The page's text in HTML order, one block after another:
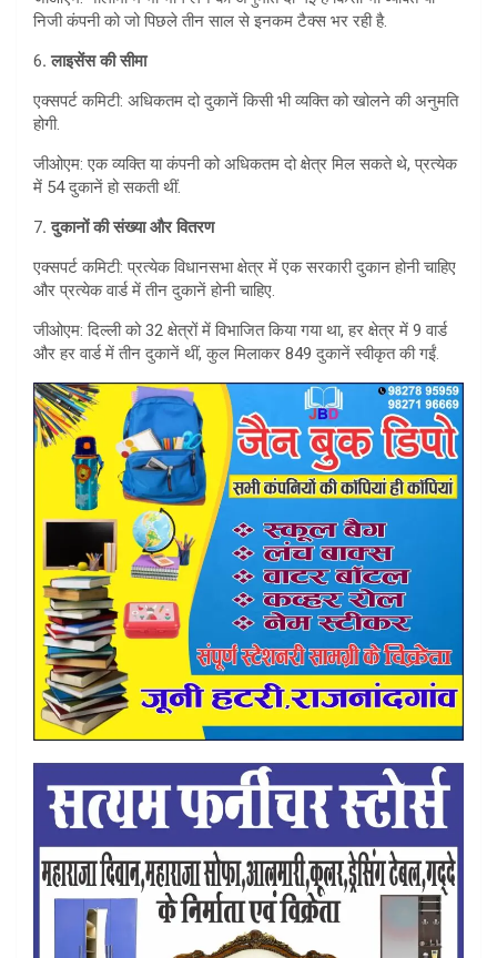
निजी कंपनी को जो पिछले तीन साल से इनकम टैक्स भर रही है.
6. लाइसेंस की सीमा
एक्सपर्ट कमिटी: अधिकतम दो दुकानें किसी भी व्यक्ति को खोलने की अनुमति
होगी.
जीओएम: एक व्यक्ति या कंपनी को अधिकतम दो क्षेत्र मिल सकते थे, प्रत्येक
में 54 दुकानें हो सकती थीं.
7. दुकानों की संख्या और वितरण
एक्सपर्ट कमिटी: प्रत्येक विधानसभा क्षेत्र में एक सरकारी दुकान होनी चाहिए
और प्रत्येक वार्ड में तीन दुकानें होनी चाहिए.
जीओएम: दिल्ली को 32 क्षेत्रों में विभाजित किया गया था, हर क्षेत्र में 9 वार्ड
और हर वार्ड में तीन दुकानें थीं, कुल मिलाकर 849 दुकानें स्वीकृत की गईं.